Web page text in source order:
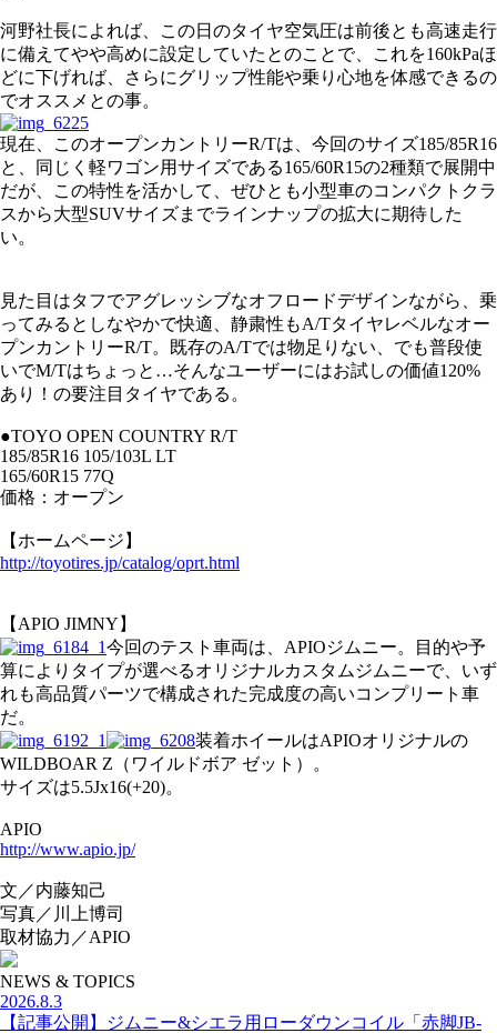
河野社長によれば、この日のタイヤ空気圧は前後とも高速走行
に備えてやや高めに設定していたとのことで、これを160kPaほ
どに下げれば、さらにグリップ性能や乗り心地を体感できるの
でオススメとの事。
現在、このオープンカントリーR/Tは、今回のサイズ185/85R16
と、同じく軽ワゴン用サイズである165/60R15の2種類で展開中
だが、この特性を活かして、ぜひとも小型車のコンパクトクラ
スから大型SUVサイズまでラインナップの拡大に期待した
い。
見た目はタフでアグレッシブなオフロードデザインながら、乗
ってみるとしなやかで快適、静粛性もA/Tタイヤレベルなオー
プンカントリーR/T。既存のA/Tでは物足りない、でも普段使
いでM/Tはちょっと…そんなユーザーにはお試しの価値120%
あり！の要注目タイヤである。
●TOYO OPEN COUNTRY R/T
185/85R16 105/103L LT
165/60R15 77Q
価格：オープン
【ホームページ】
http://toyotires.jp/catalog/oprt.html
【APIO JIMNY】
今回のテスト車両は、APIOジムニー。目的や予
算によりタイプが選べるオリジナルカスタムジムニーで、いず
れも高品質パーツで構成された完成度の高いコンプリート車
だ。
装着ホイールはAPIOオリジナルの
WILDBOAR Z（ワイルドボア ゼット）。
サイズは5.5Jx16(+20)。
APIO
http://www.apio.jp/
文／内藤知己
写真／川上博司
取材協力／APIO
NEWS & TOPICS
2026.8.3
【記事公開】ジムニー&シエラ用ローダウンコイル「赤脚JB-